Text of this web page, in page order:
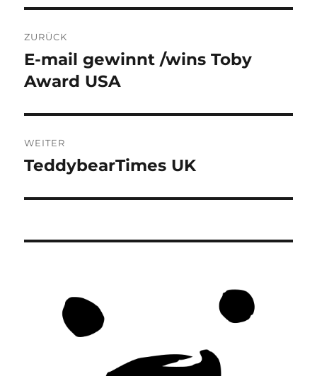
ZURÜCK
Vorheriger
Beitrag:
E-mail gewinnt /wins Toby
Award USA
WEITER
Nächster
TeddybearTimes UK